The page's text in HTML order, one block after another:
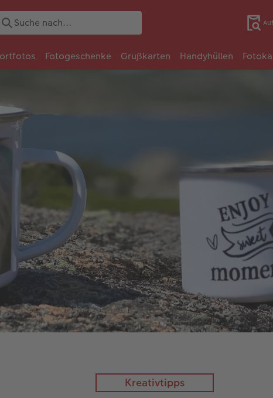
Fotogeschenke Grußkarten Handyhüllen
Kreativtipps